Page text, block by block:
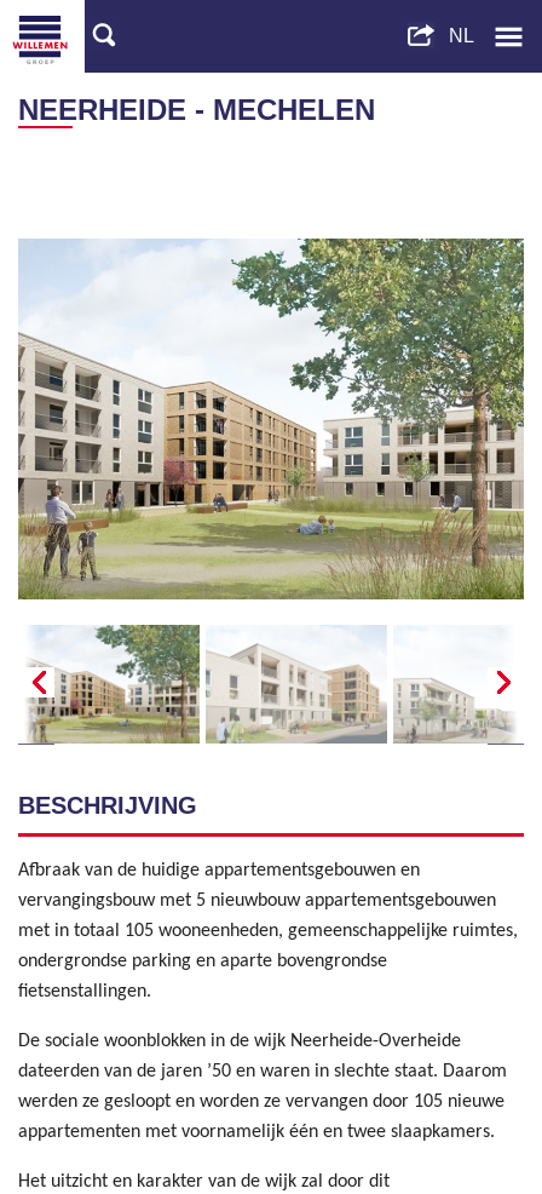
NEERHEIDE - MECHELEN
BESCHRIJVING
Afbraak van de huidige appartementsgebouwen en
vervangingsbouw met 5 nieuwbouw appartementsgebouwen
met in totaal 105 wooneenheden, gemeenschappelijke ruimtes,
ondergrondse parking en aparte bovengrondse
fietsenstallingen.
De sociale woonblokken in de wijk Neerheide-Overheide
dateerden van de jaren ’50 en waren in slechte staat. Daarom
werden ze gesloopt en worden ze vervangen door 105 nieuwe
appartementen met voornamelijk één en twee slaapkamers.
Het uitzicht en karakter van de wijk zal door dit